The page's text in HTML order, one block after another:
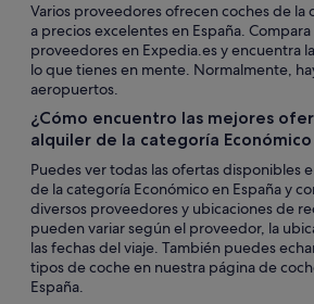
Varios proveedores ofrecen coches de la
a precios excelentes en España.
proveedores en Expedia.es y encuentra
lo que tienes en mente. Normalmente,
aeropuertos.
¿Cómo encuentro las mejores
alquiler de la categoría Económico
Puedes ver todas las ofertas disponibles
de la categoría Económico en España y
diversos proveedores y ubicaciones de
pueden variar según el proveedor, la
las fechas del viaje. También puedes
tipos de coche en nuestra página de
España.